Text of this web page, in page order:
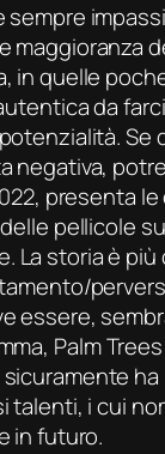
sempre
maggioranza
in quelle
da
Se
negativa,
presenta
pellicole
La storia è più
essere,
Palm Trees
talenti, i cui
in futuro.